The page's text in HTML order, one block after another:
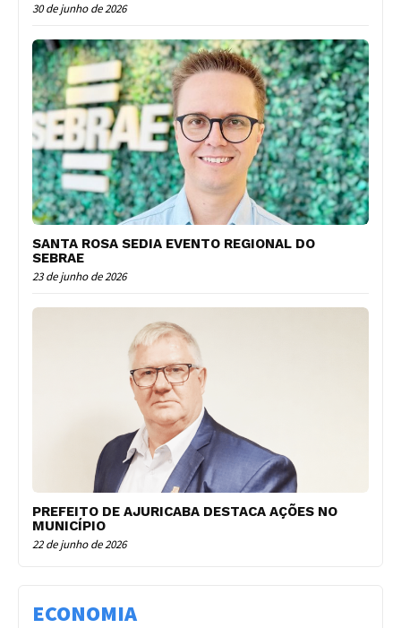
30 de junho de 2026
SANTA ROSA SEDIA EVENTO REGIONAL DO
SEBRAE
23 de junho de 2026
PREFEITO DE AJURICABA DESTACA AÇÕES NO
MUNICÍPIO
22 de junho de 2026
ECONOMIA